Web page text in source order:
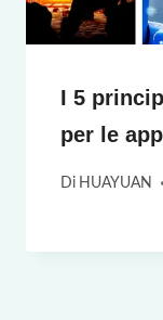
I 5
per le
Di HUAYUAN